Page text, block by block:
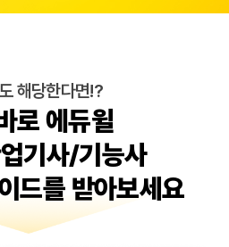
해당한다면!?
로 에듀윌
기사/기능사
드를 받아보세요